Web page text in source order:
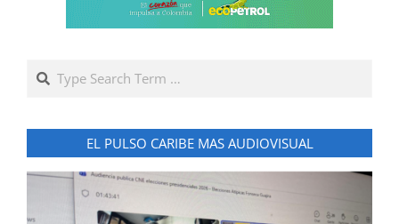
Search
EL PULSO CARIBE MAS AUDIOVISUAL